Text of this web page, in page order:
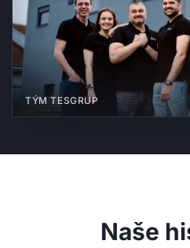
TÝM TESGRUP
Naše